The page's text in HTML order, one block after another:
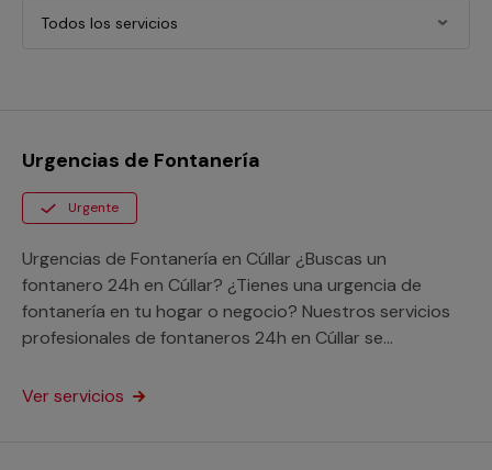
Todos los servicios
Urgencias de Fontanería
Urgente
Urgencias de Fontanería en Cúllar ¿Buscas un
fontanero 24h en Cúllar? ¿Tienes una urgencia de
fontanería en tu hogar o negocio? Nuestros servicios
profesionales de fontaneros 24h en Cúllar se
poner fin a tu avería a cualquier lugar de la provincia de
Ver servicios